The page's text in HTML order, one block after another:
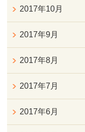
2017年10月
2017年9月
2017年8月
2017年7月
2017年6月